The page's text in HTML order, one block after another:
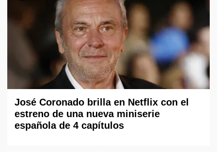
José Coronado brilla en Netflix con el
estreno de una nueva miniserie
española de 4 capítulos